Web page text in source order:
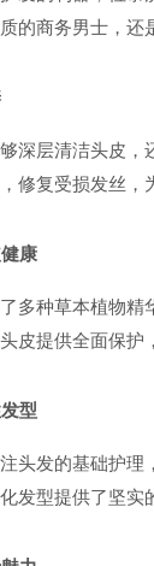
的商务男士，还
深层清洁头皮
修复受损发丝，
康
多种草本植物
皮提供全面保护
型
头发的基础护
发型提供了坚实